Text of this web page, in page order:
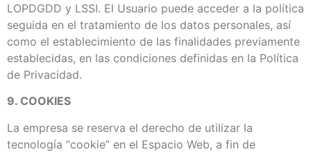
LOPDGDD y LSSI. El Usuario puede acceder a la política
seguida en el tratamiento de los datos personales, así
como el establecimiento de las finalidades previamente
establecidas, en las condiciones definidas en la Política
de Privacidad.
9. COOKIES
La empresa se reserva el derecho de utilizar la
tecnología “cookie” en el Espacio Web, a fin de